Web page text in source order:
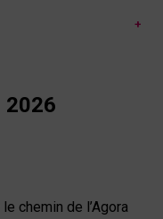
+
2026
chemin de l’Agora